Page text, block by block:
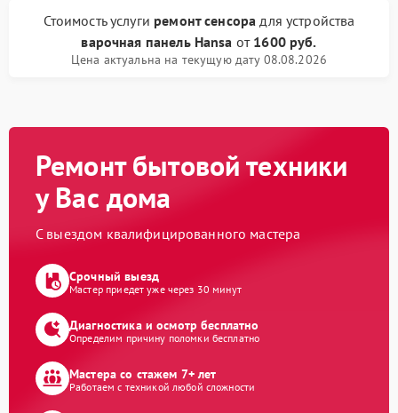
Стоимость услуги ремонт сенсора для устройства
варочная панель Hansa от 1600 руб.
Цена актуальна на текущую дату 08.08.2026
Ремонт бытовой техники
у Вас дома
С выездом квалифицированного мастера
Срочный выезд
Мастер приедет уже через 30 минут
Диагностика и осмотр бесплатно
Определим причину поломки бесплатно
Мастера со стажем 7+ лет
Работаем с техникой любой сложности